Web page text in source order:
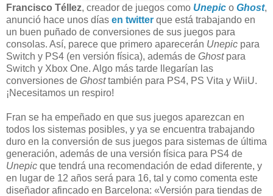
Francisco Téllez, creador de juegos como Unepic o Ghost,
anunció hace unos días en twitter que está trabajando en
un buen puñado de conversiones de sus juegos para
consolas. Así, parece que primero aparecerán Unepic para
Switch y PS4 (en versión física), además de Ghost para
Switch y Xbox One. Algo más tarde llegarían las
conversiones de Ghosttambién para PS4, PS Vita y WiiU.
¡Necesitamos un respiro!
Fran se ha empeñado en que sus juegos aparezcan en
todos los sistemas posibles, y ya se encuentra trabajando
duro en la conversión de sus juegos para sistemas de última
generación, además de una versión física para PS4 de
Unepic que tendrá una recomendación de edad diferente, y
en lugar de 12 años será para 16, tal y como comenta este
diseñador afincado en Barcelona: «Versión para tiendas de